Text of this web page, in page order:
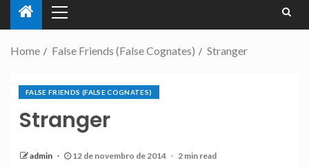
Home False Friends (False Cognates) Stranger
FALSE FRIENDS (FALSE COGNATES)
Stranger
admin 12 de novembro de 2014 2 min read